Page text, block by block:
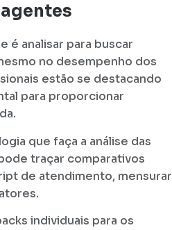
é analisar para buscar
no desempenho dos
estão se destacando
para proporcionar
que faça a análise das
traçar comparativos
de atendimento, mensurar
individuais para os